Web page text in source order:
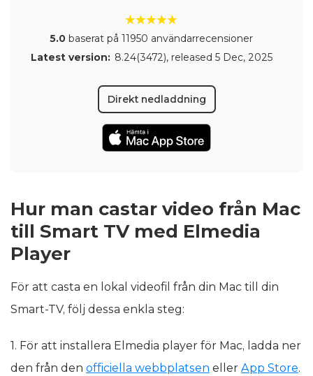
5.0 baserat på 11950 användarrecensioner
Latest version: 8.24(3472), released 5 Dec, 2025
Direkt nedladdning
Hur man castar video från Mac
till Smart TV med Elmedia
Player
För att casta en lokal videofil från din Mac till din
Smart-TV, följ dessa enkla steg:
1. För att installera Elmedia player för Mac, ladda ner
den från den officiella webbplatsen eller App Store.